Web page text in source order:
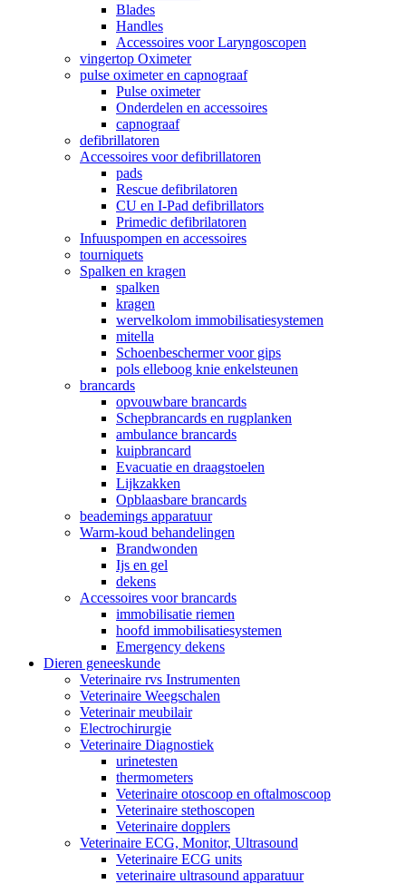
Blades
Handles
Accessoires voor Laryngoscopen
vingertop Oximeter
pulse oximeter en capnograaf
Pulse oximeter
Onderdelen en accessoires
capnograaf
defibrillatoren
Accessoires voor defibrillatoren
pads
Rescue defibrilatoren
CU en I-Pad defibrillators
Primedic defibrilatoren
Infuuspompen en accessoires
tourniquets
Spalken en kragen
spalken
kragen
wervelkolom immobilisatiesystemen
mitella
Schoenbeschermer voor gips
pols elleboog knie enkelsteunen
brancards
opvouwbare brancards
Schepbrancards en rugplanken
ambulance brancards
kuipbrancard
Evacuatie en draagstoelen
Lijkzakken
Opblaasbare brancards
beademings apparatuur
Warm-koud behandelingen
Brandwonden
Ijs en gel
dekens
Accessoires voor brancards
immobilisatie riemen
hoofd immobilisatiesystemen
Emergency dekens
Dieren geneeskunde
Veterinaire rvs Instrumenten
Veterinaire Weegschalen
Veterinair meubilair
Electrochirurgie
Veterinaire Diagnostiek
urinetesten
thermometers
Veterinaire otoscoop en oftalmoscoop
Veterinaire stethoscopen
Veterinaire dopplers
Veterinaire ECG, Monitor, Ultrasound
Veterinaire ECG units
veterinaire ultrasound apparatuur